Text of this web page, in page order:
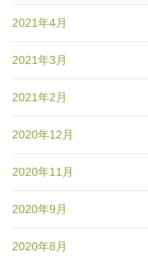
2021年4月
2021年3月
2021年2月
2020年12月
2020年11月
2020年9月
2020年8月